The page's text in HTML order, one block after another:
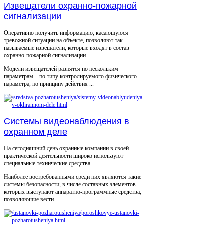
Извещатели охранно-пожарной
сигнализации
Оперативно получить информацию, касающуюся
тревожной ситуации на объекте, позволяют так
называемые извещатели, которые входят в состав
охранно-пожарной сигнализации.
Модели извещателей разнятся по нескольким
параметрам – по типу контролируемого физического
параметра, по принципу действия ...
Системы видеонаблюдения в
охранном деле
На сегодняшний день охранные компании в своей
практической деятельности широко используют
специальные технические средства.
Наиболее востребованными среди них являются такие
системы безопасности, в числе составных элементов
которых выступают аппаратно-программные средства,
позволяющие вести ...